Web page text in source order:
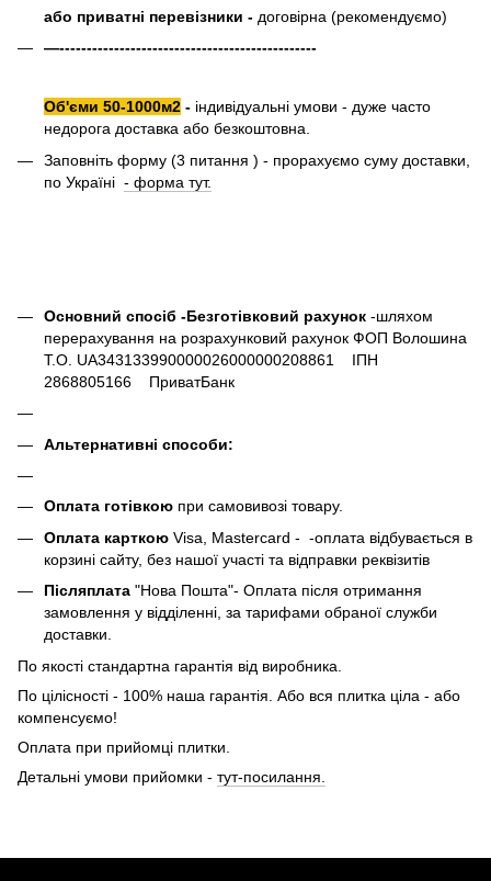
або приватні перевізники - договірна (рекомендуємо)
—-----------------------------------------------
Об'єми 50-1000м2 - індивідуальні умови - дуже часто
недорога доставка або безкоштовна.
Заповніть форму (3 питання ) - прорахуємо суму доставки,
по Україні - форма тут.
Основний спосіб -Безготівковий рахунок -шляхом
перерахування на розрахунковий рахунок ФОП Волошина
Т.О. UA343133990000026000000208861 ІПН
2868805166 ПриватБанк
Альтернативні способи:
Оплата готівкою при самовивозі товару.
Оплата карткою Visa, Mastercard - -оплата відбувається в
корзині сайту, без нашої участі та відправки реквізитів
Післяплата "Нова Пошта"- Оплата після отримання
замовлення у відділенні, за тарифами обраної служби
доставки.
По якості стандартна гарантія від виробника.
По цілісності - 100% наша гарантія. Або вся плитка ціла - або
компенсуємо!
Оплата при прийомці плитки.
Детальні умови прийомки - тут-посилання.